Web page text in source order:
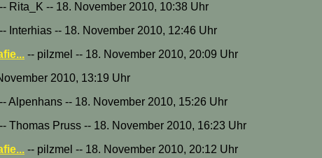
-- Rita_K -- 18. November 2010, 10:38 Uhr
-- Interhias -- 18. November 2010, 12:46 Uhr
-- pilzmel -- 18. November 2010, 20:09 Uhr
2010, 13:19 Uhr
-- Alpenhans -- 18. November 2010, 15:26 Uhr
-- Thomas Pruss -- 18. November 2010, 16:23 Uhr
-- pilzmel -- 18. November 2010, 20:12 Uhr